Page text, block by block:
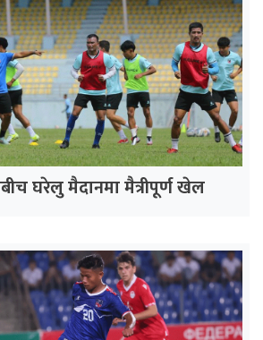
घरेलु मैदानमा मैत्रीपूर्ण खेल